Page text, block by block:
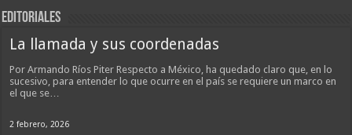
EDITORIALES
La llamada y sus coordenadas
Por Armando Ríos Piter Respecto a México, ha quedado claro que, en lo
sucesivo, para entender lo que ocurre en el país se requiere un marco en
el que se…
2 febrero, 2026